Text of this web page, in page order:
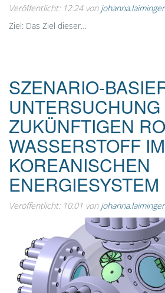
Veröffentlicht: 12:24von johanna.laiminger
Ziel: Das Ziel dieser…
SZENARIO-
ZUKÜNFTIGEN
WASSERSTOFF IM
KOREANISCHEN
ENERGIESYSTEM
Veröffentlicht: 10:01 von johanna.laiminger